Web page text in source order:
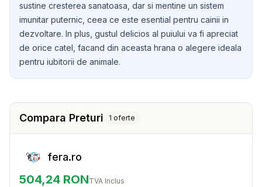
sustine cresterea sanatoasa, dar si mentine un sistem
imunitar puternic, ceea ce este esential pentru cainii in
dezvoltare. In plus, gustul delicios al puiului va fi apreciat
de orice catel, facand din aceasta hrana o alegere ideala
pentru iubitorii de animale.
Compara Preturi 1 oferte
fera.ro
504,24 RONTVA Inclus